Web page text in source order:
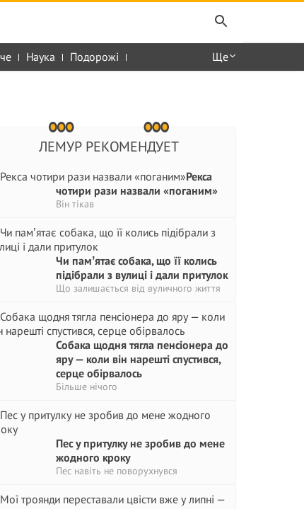
Наука Подорожі Ще
ЛЕМУР РЕКОМЕНДУЕТ
Рекса
чотири рази назвали «поганим»
Він тікав
Чи памʼятає собака, що її колись
підібрали з вулиці і дали притулок
Що залишається від вуличного життя
Собака щодня тягла пенсіонера до
яру — коли він нарешті спустився,
серце обірвалось
Більше нічого
Пес у притулку не зробив до мене
жодного кроку
Пес навіть не поворухнувся